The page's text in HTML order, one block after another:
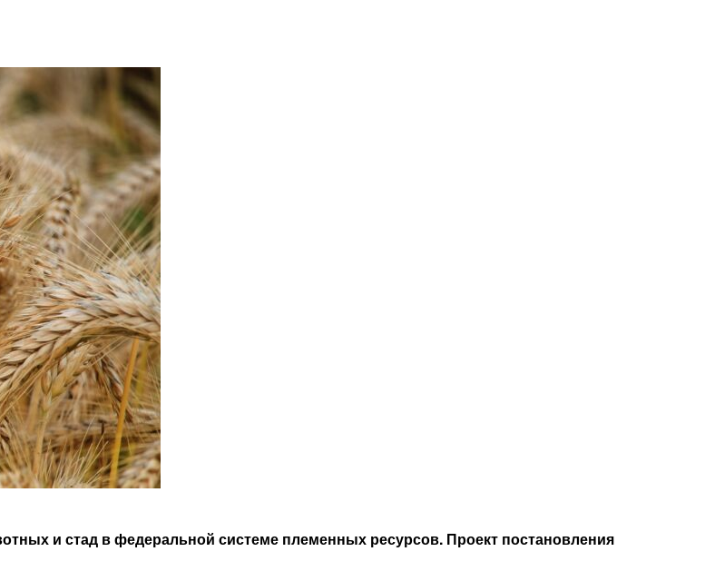
и стад в федеральной системе племенных ресурсов. Проект постановления